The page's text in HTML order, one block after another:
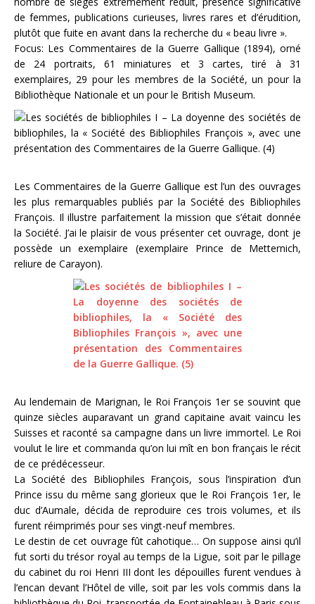
de femmes, publications curieuses, livres rares et d’érudition,
plutôt que fuite en avant dans la recherche du « beau livre ».
Focus: Les Commentaires de la Guerre Gallique (1894), orné
de 24 portraits, 61 miniatures et 3 cartes, tiré à 31
exemplaires, 29 pour les membres de la Société, un pour la
Bibliothèque Nationale et un pour le British Museum.
Les Commentaires de la Guerre Gallique est l’un des ouvrages
les plus remarquables publiés par la Société des Bibliophiles
François. Il illustre parfaitement la mission que s’était donnée
la Société. J’ai le plaisir de vous présenter cet ouvrage, dont je
possède un exemplaire (exemplaire Prince de Metternich,
reliure de Carayon).
Au lendemain de Marignan, le Roi François 1er se souvint que
quinze siècles auparavant un grand capitaine avait vaincu les
Suisses et raconté sa campagne dans un livre immortel. Le Roi
voulut le lire et commanda qu’on lui mît en bon français le récit
de ce prédécesseur.
La Société des Bibliophiles François, sous l’inspiration d’un
Prince issu du même sang glorieux que le Roi François 1er, le
duc d’Aumale, décida de reproduire ces trois volumes, et ils
furent réimprimés pour ses vingt-neuf membres.
Le destin de cet ouvrage fût cahotique… On suppose ainsi qu’il
fut sorti du trésor royal au temps de la Ligue, soit par le pillage
du cabinet du roi Henri III dont les dépouilles furent vendues à
l’encan devant l’Hôtel de ville, soit par les vols commis dans la